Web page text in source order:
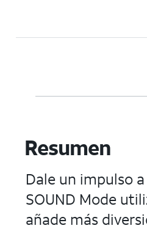
Resumen
Dale un impulso
SOUND Mode
añade más